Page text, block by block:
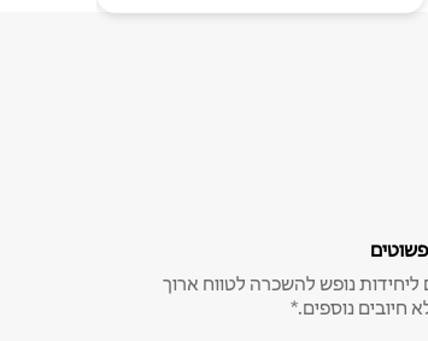
ליחידות נופש להשכרה לטווח ארוך
חיובים נוספים.*